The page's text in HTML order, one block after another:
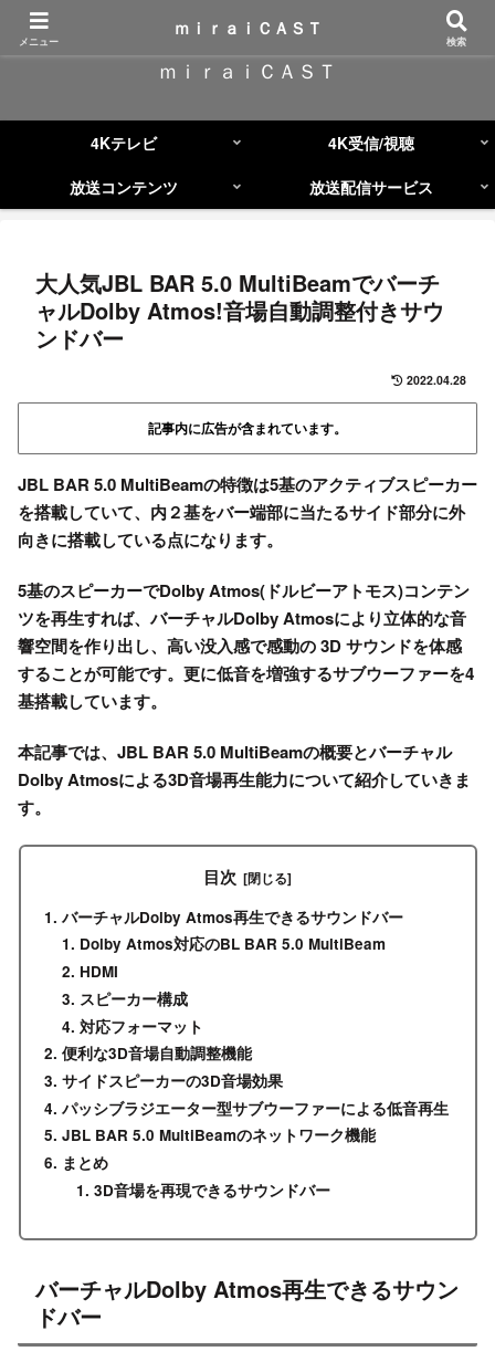
コンテンツへスキップ
ｍｉｒａｉＣＡＳＴ
4Kテレビ
4K受信/視聴
放送コンテンツ
放送配信サービス
大人気JBL BAR 5.0 MultiBeamでバーチ
ャルDolby Atmos!音場自動調整付きサウ
ンドバー
2022.04.28
記事内に広告が含まれています。
JBL BAR 5.0 MultiBeamの特徴は5基のアクティブスピーカー
を搭載していて、内２基をバー端部に当たるサイド部分に外
向きに搭載している点になります。
5基のスピーカーでDolby Atmos(ドルビーアトモス)コンテン
ツを再生すれば、バーチャルDolby Atmosにより立体的な音
響空間を作り出し、高い没入感で感動の 3D サウンドを体感
することが可能です。更に低音を増強するサブウーファーを4
基搭載しています。
本記事では、JBL BAR 5.0 MultiBeamの概要とバーチャル
Dolby Atmosによる3D音場再生能力について紹介していきま
す。
目次
バーチャルDolby Atmos再生できるサウンドバー
Dolby Atmos対応のBL BAR 5.0 MultiBeam
HDMI
スピーカー構成
対応フォーマット
便利な3D音場自動調整機能
サイドスピーカーの3D音場効果
パッシブラジエーター型サブウーファーによる低音再生
JBL BAR 5.0 MultiBeamのネットワーク機能
まとめ
3D音場を再現できるサウンドバー
バーチャルDolby Atmos再生できるサウン
ドバー
メニュー
ｍｉｒａｉＣＡＳＴ
検索